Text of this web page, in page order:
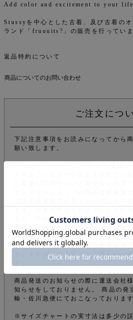
Add color and excitement to your
Stussyを中心とした古着、及び古着の
ランド「fruuuits?」の販売を行っていま
返品特約について
商品についてのお問い合わせ
ご注文につ
下記注意事項をお読みになってから
願い致します。
すが、予めご了承下さい。
商品をご購入のお客様のオーダー内
り、電話やメールなどでオーダーを
ざいます。その為、商品の発送が遅
ざいますが、ご了承の上ご購入のお
商品発送のお知らせの際に運送会社
知らせをしておりません。 商品の発
輸・佐川急便にておこなっております
※サイズチャートの実寸法は多少の